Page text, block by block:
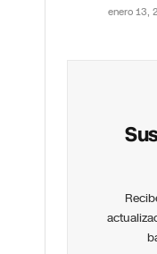
enero 13,